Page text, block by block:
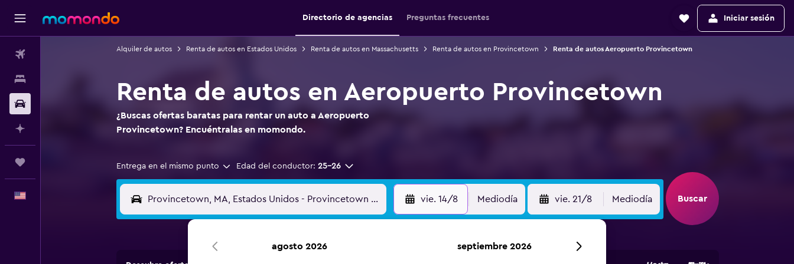
Directorio de agencias Preguntas frecuentes Iniciar sesión
Alquiler de autos Renta de autos en Estados Unidos Renta de autos en Massachusetts Renta de autos en Provincetown Renta de autos Aeropuerto Provincetown
Renta de autos en Aeropuerto Provincetown
¿Buscas ofertas baratas para rentar un auto a Aeropuerto
Provincetown? Encuéntralas en momondo.
Entrega en el mismo punto Edad del conductor: 25-26
vie. 14/8 Mediodía vie. 21/8 Mediodía Buscar
agosto 2026 septiembre 2026